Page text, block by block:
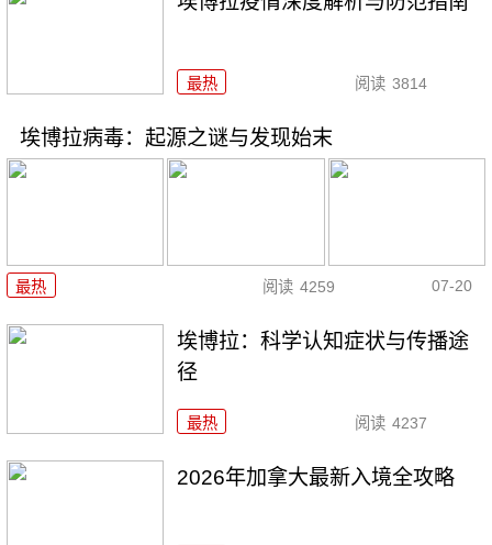
最热 阅读 3814
埃博拉病毒：起源之谜与发现始末
最热 阅读 4259 07-20
埃博拉：科学认知症状与传播途
径
最热 阅读 4237
2026年加拿大最新入境全攻略